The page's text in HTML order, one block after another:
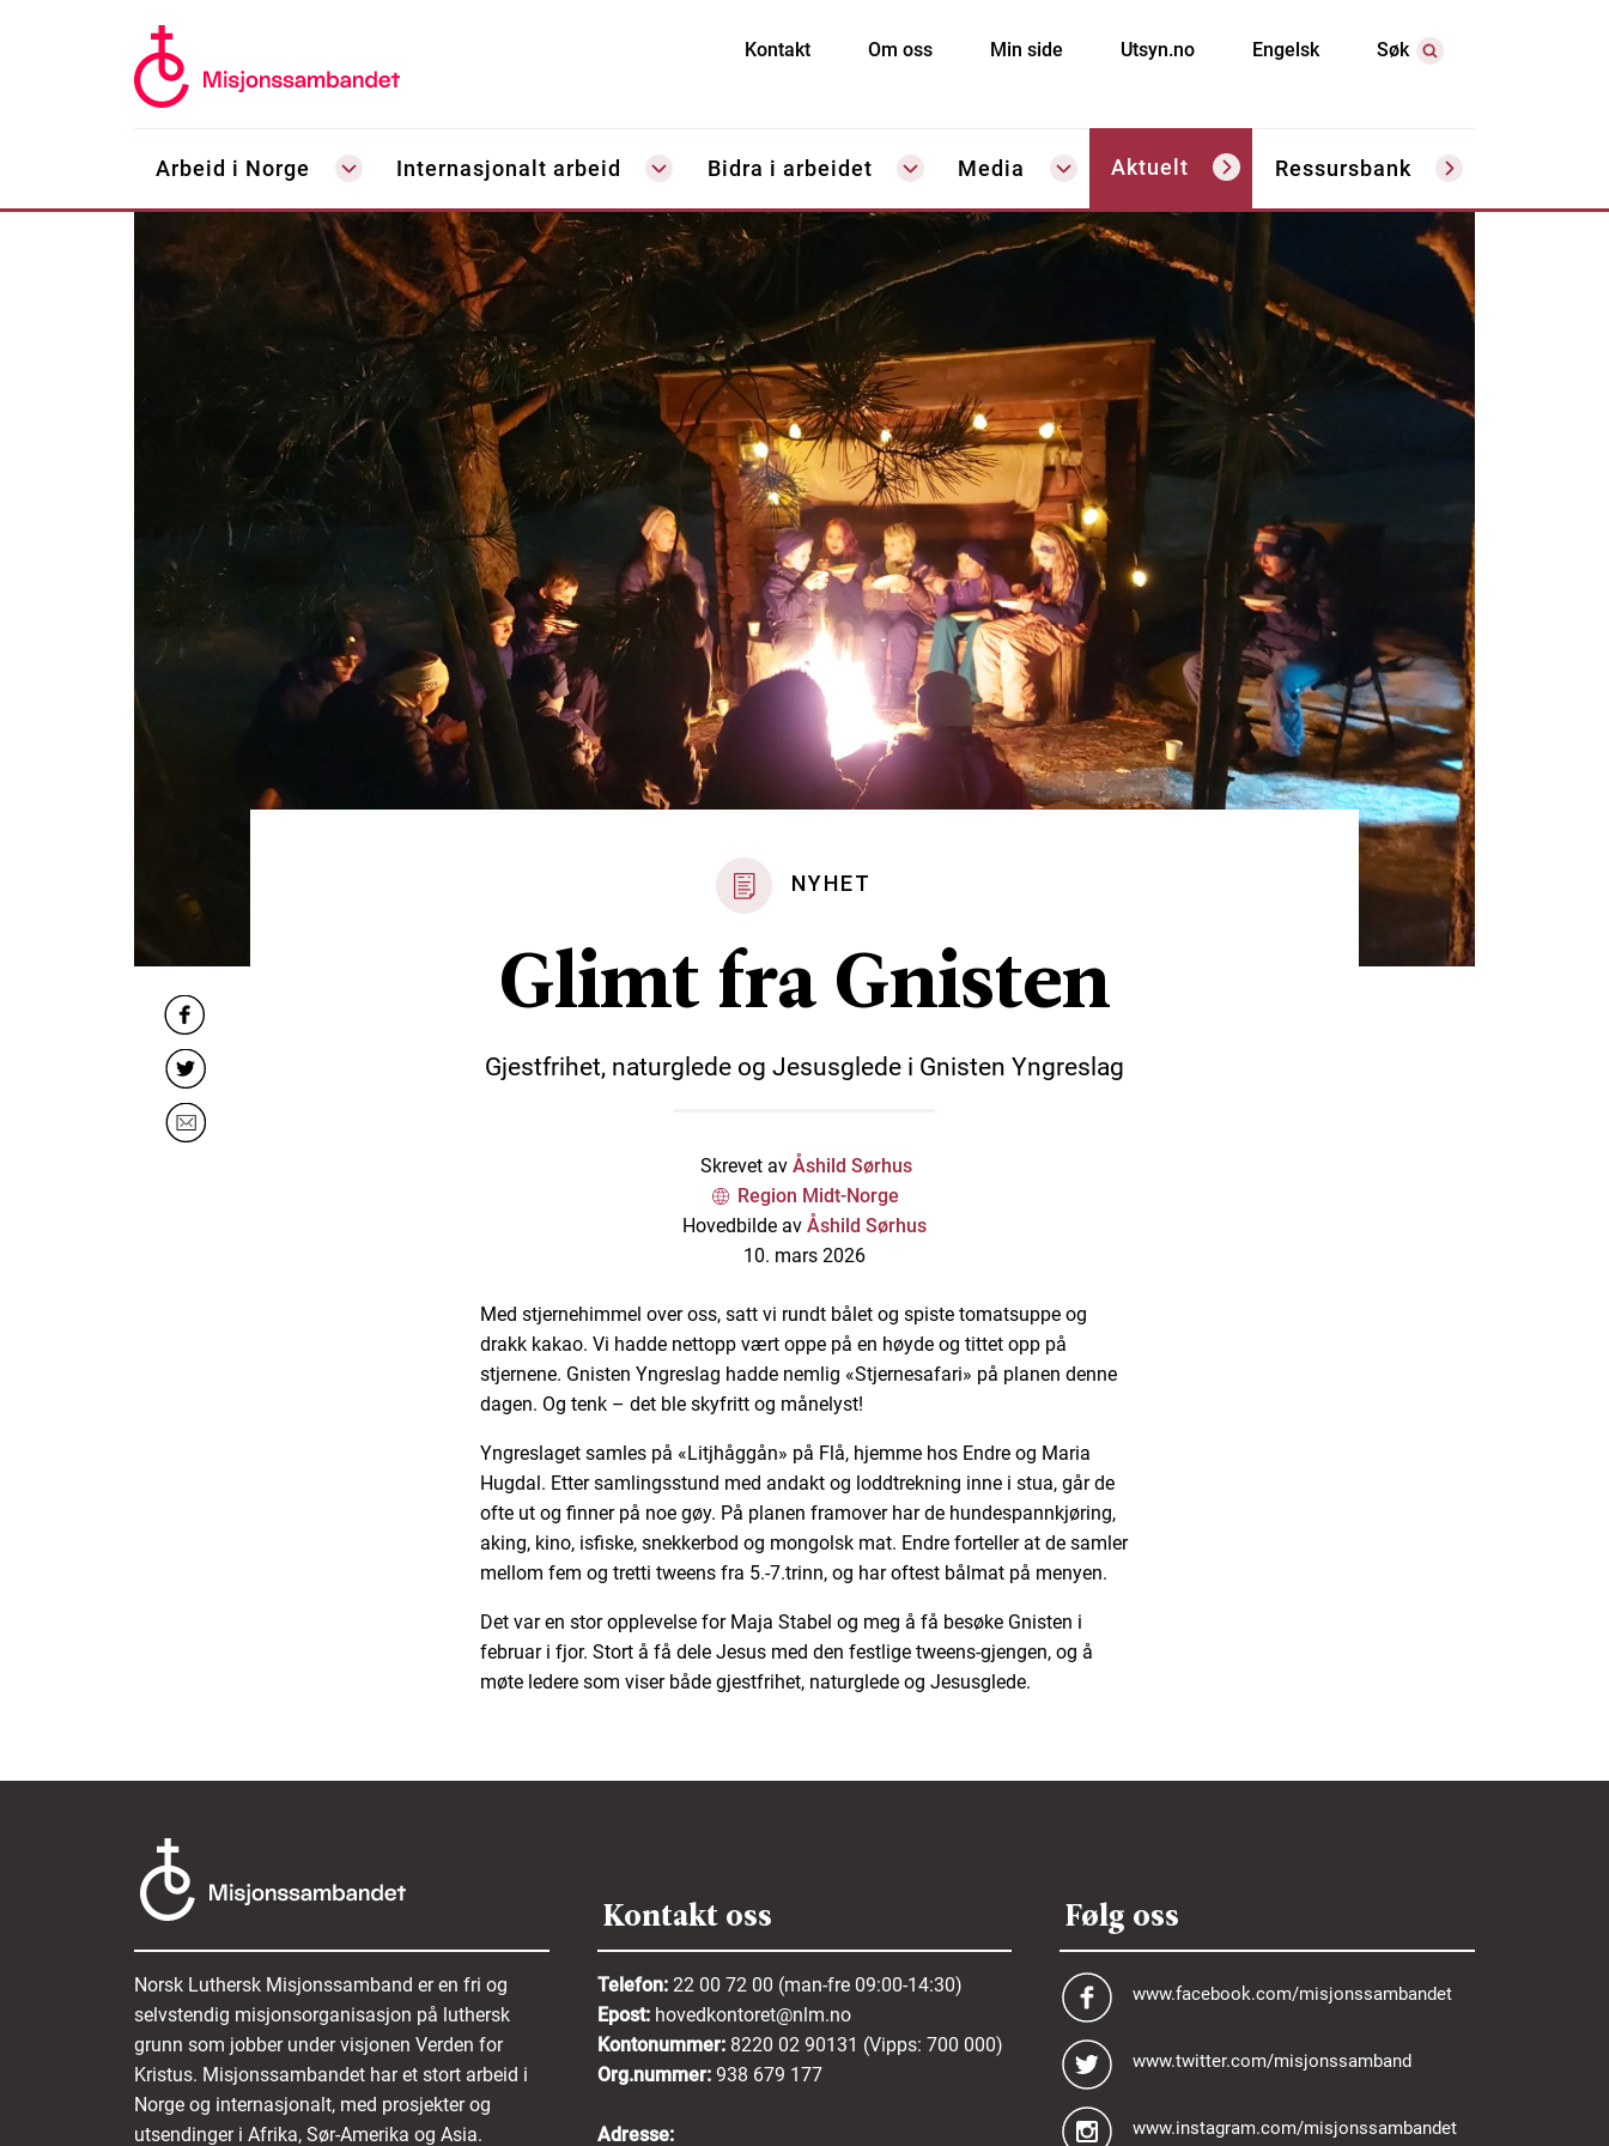
Kontakt Om oss Min side Utsyn.no Engelsk Søk
Arbeid i Norge Internasjonalt arbeid Bidra i arbeidet Media Aktuelt Ressursbank
NYHET
Glimt fra Gnisten
Gjestfrihet, naturglede og Jesusglede i Gnisten Yngreslag
Skrevet av Åshild Sørhus
Region Midt-Norge
Hovedbilde av Åshild Sørhus
10. mars 2026
Med stjernehimmel over oss, satt vi rundt bålet og spiste tomatsuppe og
drakk kakao. Vi hadde nettopp vært oppe på en høyde og tittet opp på
stjernene. Gnisten Yngreslag hadde nemlig «Stjernesafari» på planen denne
dagen. Og tenk – det ble skyfritt og månelyst!
Yngreslaget samles på «Litjhåggån» på Flå, hjemme hos Endre og Maria
Hugdal. Etter samlingsstund med andakt og loddtrekning inne i stua, går de
ofte ut og finner på noe gøy. På planen framover har de hundespannkjøring,
aking, kino, isfiske, snekkerbod og mongolsk mat. Endre forteller at de samler
mellom fem og tretti tweens fra 5.-7.trinn, og har oftest bålmat på menyen.
Det var en stor opplevelse for Maja Stabel og meg å få besøke Gnisten i
februar i fjor. Stort å få dele Jesus med den festlige tweens-gjengen, og å
møte ledere som viser både gjestfrihet, naturglede og Jesusglede.
Norsk Luthersk Misjonssamband er en fri og
selvstendig misjonsorganisasjon på luthersk
grunn som jobber under visjonen Verden for
Kristus. Misjonssambandet har et stort arbeid i
Norge og internasjonalt, med prosjekter og
utsendinger i Afrika, Sør-Amerika og Asia.
Kontakt oss
Telefon: 22 00 72 00 (man-fre 09:00-14:30)
Epost: hovedkontoret@nlm.no
Kontonummer: 8220 02 90131 (Vipps: 700 000)
Org.nummer: 938 679 177
Adresse:
Følg oss
www.facebook.com/misjonssambandet
www.twitter.com/misjonssamband
www.instagram.com/misjonssambandet